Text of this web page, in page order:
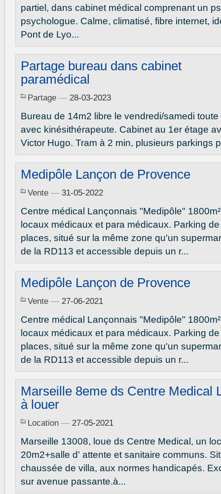
partiel, dans cabinet médical comprenant un
psychologue. Calme, climatisé, fibre internet,
Pont de Lyo...
Partage bureau dans cabinet
paramédical
Partage — 28-03-2023
Bureau de 14m2 libre le vendredi/samedi
avec kinésithérapeute. Cabinet au 1er étage
Victor Hugo. Tram à 2 min, plusieurs parkings
Medipôle Lançon de Provence
Vente — 31-05-2022
Centre médical Lançonnais "Medipôle"
locaux médicaux et para médicaux. Parking
places, situé sur la même zone qu'un
de la RD113 et accessible depuis un r...
Medipôle Lançon de Provence
Vente — 27-06-2021
Centre médical Lançonnais "Medipôle"
locaux médicaux et para médicaux. Parking
places, situé sur la même zone qu'un
de la RD113 et accessible depuis un r...
Marseille 8eme ds Centre Medical
à louer
Location — 27-05-2021
Marseille 13008, loue ds Centre Medical, un
20m2+salle d' attente et sanitaire communs.
chaussée de villa, aux normes handicapés.
sur avenue passante.à...